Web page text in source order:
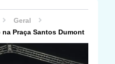
Geral
na Praça Santos Dumont